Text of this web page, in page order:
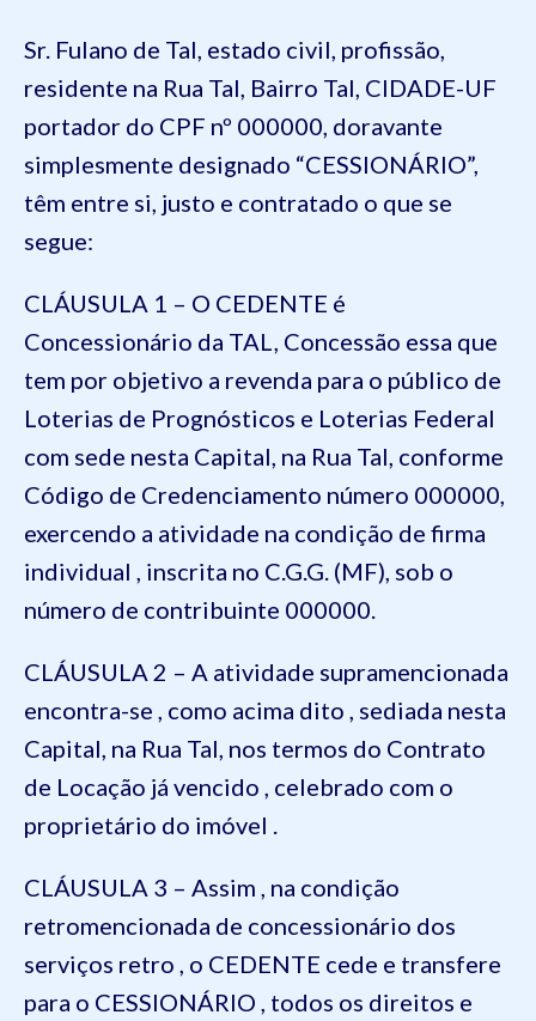
Sr. Fulano de Tal, estado civil, profissão,
residente na Rua Tal, Bairro Tal, CIDADE-UF
portador do CPF nº 000000, doravante
simplesmente designado “CESSIONÁRIO”,
têm entre si, justo e contratado o que se
segue:
CLÁUSULA 1 – O CEDENTE é
Concessionário da TAL, Concessão essa que
tem por objetivo a revenda para o público de
Loterias de Prognósticos e Loterias Federal
com sede nesta Capital, na Rua Tal, conforme
Código de Credenciamento número 000000,
exercendo a atividade na condição de firma
individual , inscrita no C.G.G. (MF), sob o
número de contribuinte 000000.
CLÁUSULA 2 – A atividade supramencionada
encontra-se , como acima dito , sediada nesta
Capital, na Rua Tal, nos termos do Contrato
de Locação já vencido , celebrado com o
proprietário do imóvel .
CLÁUSULA 3 – Assim , na condição
retromencionada de concessionário dos
serviços retro , o CEDENTE cede e transfere
para o CESSIONÁRIO , todos os direitos e